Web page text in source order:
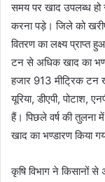
समय पर खाद उपलब्ध हो
करना पड़े। जिले को
वितरण का लक्ष्य
टन से अधिक खाद का
हजार 913 मीट्रिक टन
यूरिया, डीएपी, पोटाश,
हैं। पिछले वर्ष की तुलना
खाद का भण्डारण किया
कृषि विभाग ने किसानों